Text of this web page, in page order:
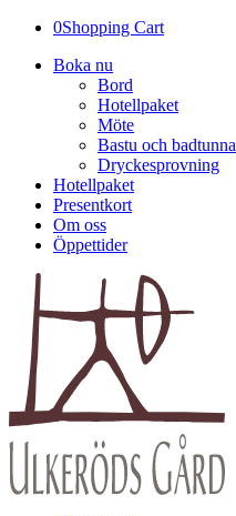
0Shopping Cart
Boka nu
Bord
Hotellpaket
Möte
Bastu och badtunna
Dryckesprovning
Hotellpaket
Presentkort
Om oss
Öppettider